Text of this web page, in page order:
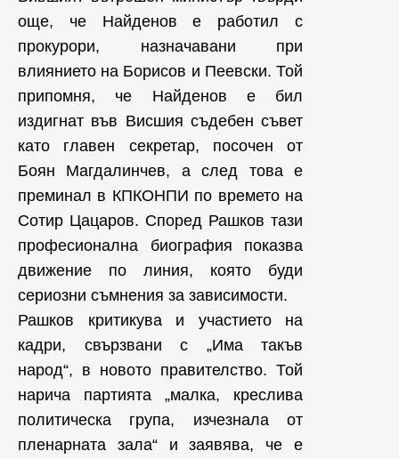
още, че Найденов е работил с
прокурори, назначавани при
влиянието на Борисов и Пеевски. Той
припомня, че Найденов е бил
издигнат във Висшия съдебен съвет
като главен секретар, посочен от
Боян Магдалинчев, а след това е
преминал в КПКОНПИ по времето на
Сотир Цацаров. Според Рашков тази
професионална биография показва
движение по линия, която буди
сериозни съмнения за зависимости.
Рашков критикува и участието на
кадри, свързвани с „Има такъв
народ“, в новото правителство. Той
нарича партията „малка, креслива
политическа група, изчезнала от
пленарната зала“ и заявява, че е